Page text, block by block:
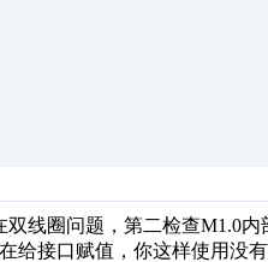
线圈问题，第二检查M1.0
给接口赋值，你这样使用没